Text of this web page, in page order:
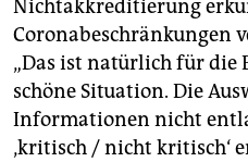
Nichtakkreditierung
Coronabeschränkungen
„Das ist natürlich für die
schöne Situation. Die
Informationen nicht
‚kritisch / nicht kritisch‘